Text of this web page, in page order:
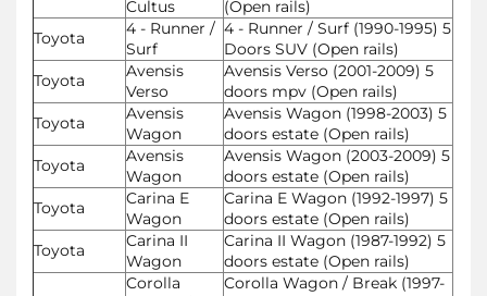
Cultus
(Open rails)
Toyota
4 - Runner /
Surf
4 - Runner / Surf (1990-1995) 5
Doors SUV (Open rails)
Toyota
Avensis
Verso
Avensis Verso (2001-2009) 5
doors mpv (Open rails)
Toyota
Avensis
Wagon
Avensis Wagon (1998-2003) 5
doors estate (Open rails)
Toyota
Avensis
Wagon
Avensis Wagon (2003-2009) 5
doors estate (Open rails)
Toyota
Carina E
Wagon
Carina E Wagon (1992-1997) 5
doors estate (Open rails)
Toyota
Carina II
Wagon
Carina II Wagon (1987-1992) 5
doors estate (Open rails)
Corolla
Corolla Wagon / Break (1997-